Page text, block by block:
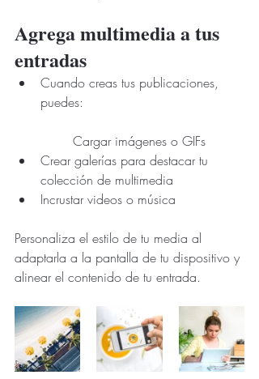
Agrega multimedia a tus
entradas
Cuando creas tus publicaciones,
puedes:
        Cargar imágenes o GIFs
Crear galerías para destacar tu
colección de multimedia
Incrustar videos o música
Personaliza el estilo de tu media al
adaptarla a la pantalla de tu dispositivo y
alinear el contenido de tu entrada.